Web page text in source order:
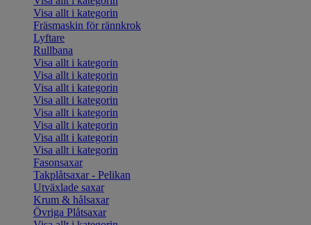
Visa allt i kategorin
Fräsmaskin för rännkrok
Lyftare
Rullbana
Visa allt i kategorin
Visa allt i kategorin
Visa allt i kategorin
Visa allt i kategorin
Visa allt i kategorin
Visa allt i kategorin
Visa allt i kategorin
Visa allt i kategorin
Fasonsaxar
Takplåtsaxar - Pelikan
Utväxlade saxar
Krum & hålsaxar
Övriga Plåtsaxar